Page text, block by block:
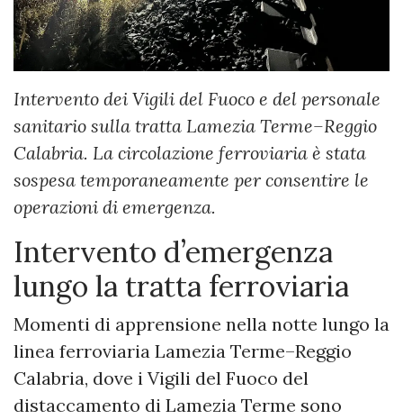
Intervento dei Vigili del Fuoco e del personale
sanitario sulla tratta Lamezia Terme–Reggio
Calabria. La circolazione ferroviaria è stata
sospesa temporaneamente per consentire le
operazioni di emergenza.
Intervento d’emergenza
lungo la tratta ferroviaria
Momenti di apprensione nella notte lungo la
linea ferroviaria Lamezia Terme–Reggio
Calabria, dove i Vigili del Fuoco del
distaccamento di Lamezia Terme sono